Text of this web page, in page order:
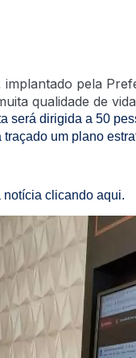
pela
qualidade de
será dirigida a 50
um plano
clicando aqui.